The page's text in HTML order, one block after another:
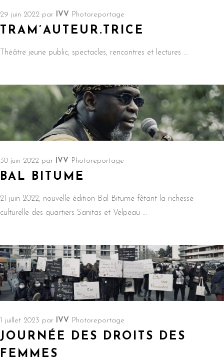
29 juin 2022 par IVV Photoreportage
TRAM’AUTEUR.TRICE
Théâtre jeune public, spectacles, rencontres et lectures
30 juin 2022 par IVV Photoreportage
BAL BITUME
21 juin 2022, nouvelle édition Bal Bitume fêtant la richesse
culturelle des quartiers Sanitas et Velpeau
1 juillet 2023 par IVV Photoreportage
JOURNÉE DES DROITS DES
FEMMES